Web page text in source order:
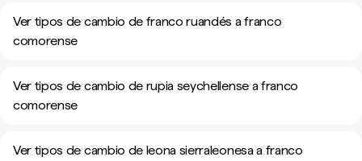
Ver tipos de cambio de franco ruandés a franco
comorense
Ver tipos de cambio de rupia seychellense a franco
comorense
Ver tipos de cambio de leona sierraleonesa a franco